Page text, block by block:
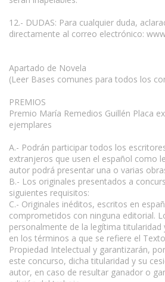
12.- DUDAS: Para cualquier duda,
directamente al correo electrónico:
Apartado de Novela
(Leer Bases comunes para todos los
PREMIOS
Premio María Remedios Guillén Placa
ejemplares
A.- Podrán participar todos los
extranjeros que usen el español como
autor podrá presentar una o varias
B.- Los originales presentados a
siguientes requisitos:
C.- Originales inéditos, escritos en
comprometidos con ninguna editorial.
personalmente de la legítima titularidad
en los términos a que se refiere el
Propiedad Intelectual y garantizarán,
este concurso, dicha titularidad y su
autor, en caso de resultar ganador o